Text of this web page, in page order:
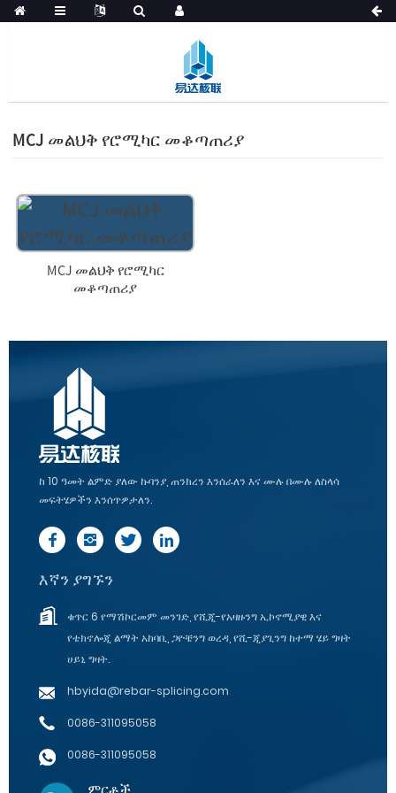
MCJ መልህቅ የሮሚካር መቆጣጠሪያ
MCJ መልህቅ የሮሚካር
መቆጣጠሪያ
ከ 10 ዓመት ልምድ ያለው ኩባንያ, ጠንክረን እንሰራለን እና ሙሉ በሙሉ ለስላሳ
መፍትሄዎችን እንሰጥዎታለን.
እኛን ያግኙን
ቁጥር 6 የማሽኮርመም መንገድ, የሺጂ-የአዛዙንግ ኢኮኖሚያዊ እና
የቴክኖሎጂ ልማት አከባቢ, ጋዮቼንግ ወረዳ, የሺ-ጂያጊንግ ከተማ ሄይ ግዛት
ሀይኒ ግዛት.
hbyida@rebar-splicing.com
0086-311095058
0086-311095058